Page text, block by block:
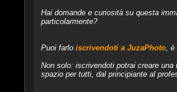
Hai domande e curiosità su questa
particolarmente?
Puoi farlo iscrivendoti a JuzaPhoto, è
Non solo: iscrivendoti potrai creare
spazio per tutti, dal principiante al